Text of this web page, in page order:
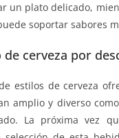
un plato delicado,
soportar sabores
de cerveza por
estilos de cerveza
amplio y diverso
La próxima vez